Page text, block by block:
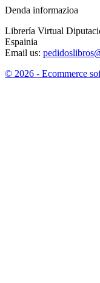
Denda informazioa
Librería Virtual
Espainia
Email us:
© 2026 - Ecommerce